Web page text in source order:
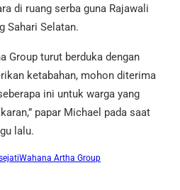
di ruang serba guna Rajawali
Sahari Selatan.
Group turut berduka dengan
ketabahan, mohon diterima
ini untuk warga yang
papar Michael pada saat
lalu.
Wahana Artha Group